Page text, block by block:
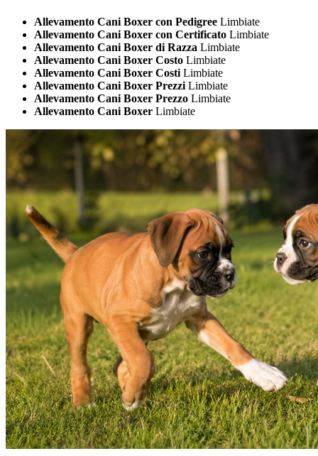
Allevamento Cani Boxer con Pedigree Limbiate
Allevamento Cani Boxer con Certificato Limbiate
Allevamento Cani Boxer di Razza Limbiate
Allevamento Cani Boxer Costo Limbiate
Allevamento Cani Boxer Costi Limbiate
Allevamento Cani Boxer Prezzi Limbiate
Allevamento Cani Boxer Prezzo Limbiate
Allevamento Cani Boxer Limbiate